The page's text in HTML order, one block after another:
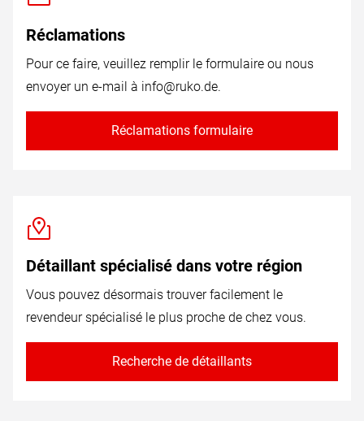
Réclamations
Pour ce faire, veuillez remplir le formulaire ou nous
envoyer un e-mail à info@ruko.de.
Réclamations formulaire
Détaillant spécialisé dans votre région
Vous pouvez désormais trouver facilement le
revendeur spécialisé le plus proche de chez vous.
Recherche de détaillants